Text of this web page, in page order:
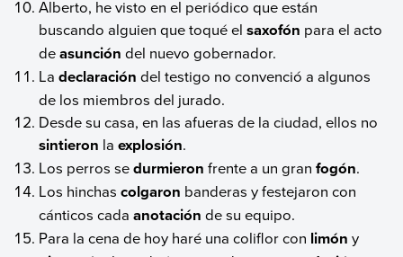
Alberto, he visto en el periódico que están
buscando alguien que toqué elsaxofón para el acto
deasunción del nuevo gobernador.
Ladeclaración del testigo no convenció a algunos
de los miembros del jurado.
Desde su casa, en las afueras de la ciudad, ellos no
sintieron laexplosión.
Los perros sedurmieron frente a un granfogón.
Los hinchascolgaron banderas y festejaron con
cánticos cada anotación de su equipo.
Para la cena de hoy haré una coliflor con limóny